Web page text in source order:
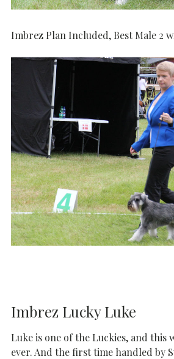
Imbrez Plan Included, Best Male 2
Imbrez Lucky Luke
Luke is one of the Luckies, and this
ever. And the first time handled by